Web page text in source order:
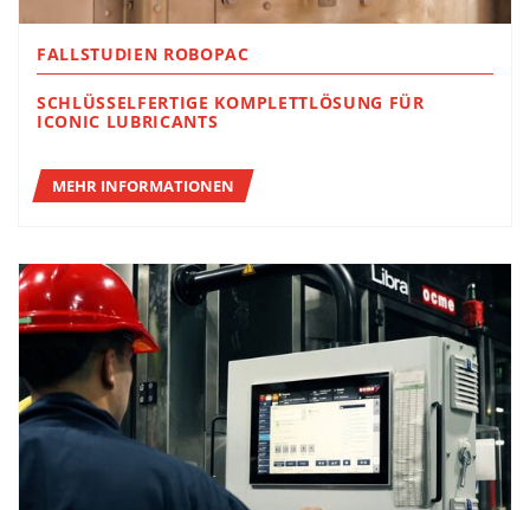
FALLSTUDIEN ROBOPAC
SCHLÜSSELFERTIGE KOMPLETTLÖSUNG FÜR
ICONIC LUBRICANTS
MEHR INFORMATIONEN